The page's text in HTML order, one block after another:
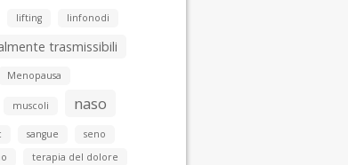
lifting linfonodi
trasmissibili
Menopausa
muscoli naso
sangue
seno
terapia del dolore